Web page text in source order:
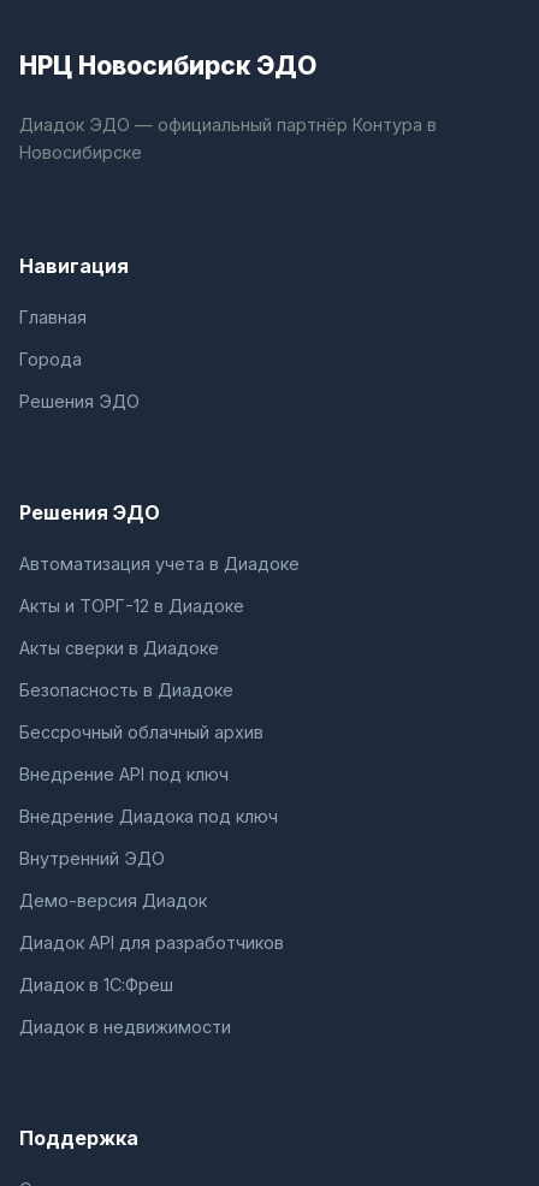
НРЦ Новосибирск ЭДО
Диадок ЭДО — официальный партнёр Контура в
Новосибирске
Навигация
Главная
Города
Решения ЭДО
Решения ЭДО
Автоматизация учета в Диадоке
Акты и ТОРГ-12 в Диадоке
Акты сверки в Диадоке
Безопасность в Диадоке
Бессрочный облачный архив
Внедрение API под ключ
Внедрение Диадока под ключ
Внутренний ЭДО
Демо-версия Диадок
Диадок API для разработчиков
Диадок в 1С:Фреш
Диадок в недвижимости
Поддержка